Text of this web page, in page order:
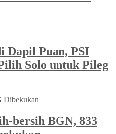
Dapil Puan, PSI
Solo untuk Pileg
bersih BGN, 833